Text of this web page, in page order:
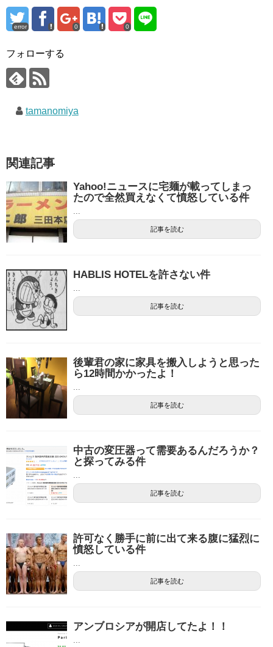
error 0 0
フォローする
tamanomiya
関連記事
Yahoo!ニュースに宅麺が載ってしまっ
たので全然買えなくて憤怒している件
...
記事を読む
HABLIS HOTELを許さない件
...
記事を読む
後輩君の家に家具を搬入しようと思った
ら12時間かかったよ！
...
記事を読む
中古の変圧器って需要あるんだろうか？
と探ってみる件
...
記事を読む
許可なく勝手に前に出て来る腹に猛烈に
憤怒している件
...
記事を読む
アンブロシアが開店してたよ！！
...